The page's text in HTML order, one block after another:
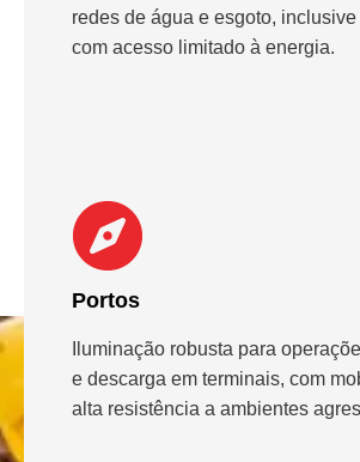
redes de água e esgoto,
com acesso limitado à energia.
Portos
Iluminação robusta para
e descarga em terminais, com
alta resistência a ambientes